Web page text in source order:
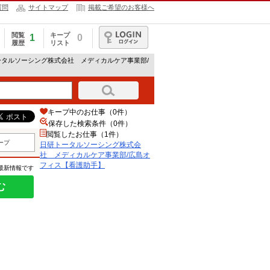
問 サイトマップ 掲載ご希望のお客様へ
閲覧
履歴
1
キープ
リスト
0
ログイン
タルソーシング株式会社 メディカルケア事業部/
プ
新情報です
キープ中のお仕事（0件）
保存した検索条件（0件）
閲覧したお仕事（1件）
日研トータルソーシング株式会
社 メディカルケア事業部/広島オ
フィス【看護助手】